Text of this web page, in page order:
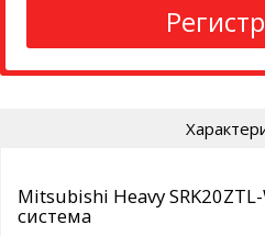
Mitsubishi Heavy
система